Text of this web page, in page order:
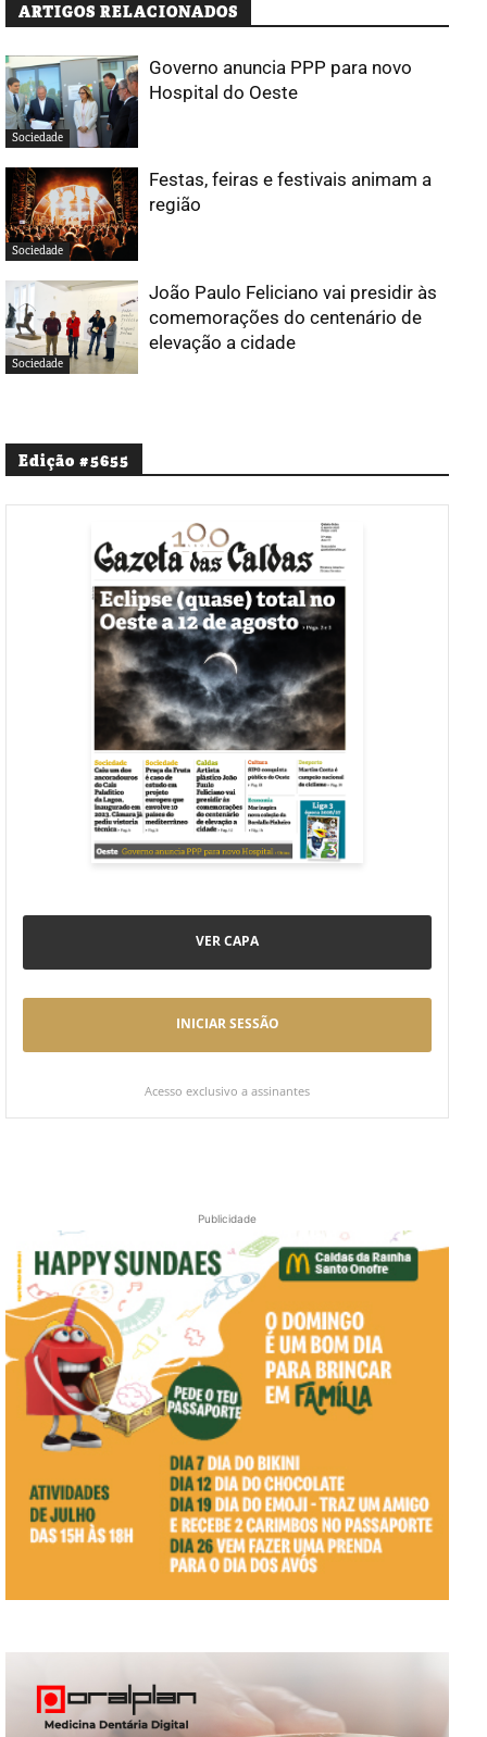
ARTIGOS RELACIONADOS
Sociedade
Governo anuncia PPP para novo
Hospital do Oeste
Sociedade
Festas, feiras e festivais animam a
região
Sociedade
João Paulo Feliciano vai presidir às
comemorações do centenário de
elevação a cidade
Edição #5655
VER CAPA
INICIAR SESSÃO
Acesso exclusivo a assinantes
Publicidade